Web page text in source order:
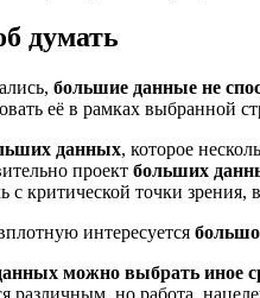
думать
большие данные не
её в рамках выбранной
данных, которое
проект больших
с критической точки
интересуется
можно выбрать иное